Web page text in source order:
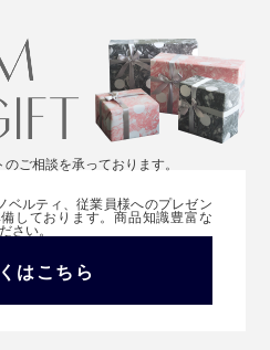
ご相談を承っております。
ベルティ、従業員様へのプレゼン
しております。商品知識豊富な
さい。
はこちら